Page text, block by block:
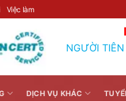
Việc làm
NGƯỜI
DỊCH VỤ KHÁC
Liên hệ nhanh